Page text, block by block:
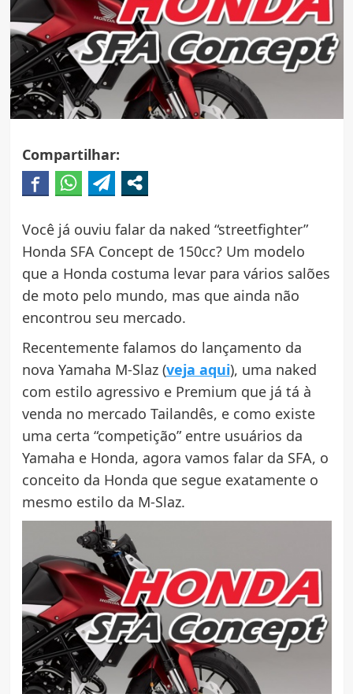
Compartilhar:
Você já ouviu falar da naked “streetfighter”
Honda SFA Concept de 150cc? Um modelo
que a Honda costuma levar para vários salões
de moto pelo mundo, mas que ainda não
encontrou seu mercado.
Recentemente falamos do lançamento da
nova Yamaha M-Slaz (veja aqui), uma naked
com estilo agressivo e Premium que já tá à
venda no mercado Tailandês, e como existe
uma certa “competição” entre usuários da
Yamaha e Honda, agora vamos falar da SFA, o
conceito da Honda que segue exatamente o
mesmo estilo da M-Slaz.